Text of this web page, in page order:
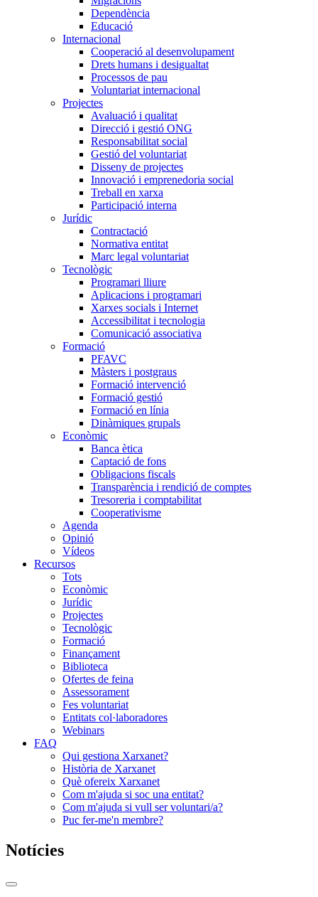
Dependència
Educació
Internacional
Cooperació al desenvolupament
Drets humans i desigualtat
Processos de pau
Voluntariat internacional
Projectes
Avaluació i qualitat
Direcció i gestió ONG
Responsabilitat social
Gestió del voluntariat
Disseny de projectes
Innovació i emprenedoria social
Treball en xarxa
Participació interna
Jurídic
Contractació
Normativa entitat
Marc legal voluntariat
Tecnològic
Programari lliure
Aplicacions i programari
Xarxes socials i Internet
Accessibilitat i tecnologia
Comunicació associativa
Formació
PFAVC
Màsters i postgraus
Formació intervenció
Formació gestió
Formació en línia
Dinàmiques grupals
Econòmic
Banca ètica
Captació de fons
Obligacions fiscals
Transparència i rendició de comptes
Tresoreria i comptabilitat
Cooperativisme
Agenda
Opinió
Vídeos
Recursos
Tots
Econòmic
Jurídic
Projectes
Tecnològic
Formació
Finançament
Biblioteca
Ofertes de feina
Assessorament
Fes voluntariat
Entitats col·laboradores
Webinars
FAQ
Qui gestiona Xarxanet?
Història de Xarxanet
Què ofereix Xarxanet
Com m'ajuda si soc una entitat?
Com m'ajuda si vull ser voluntari/a?
Puc fer-me'n membre?
Notícies
Commutador